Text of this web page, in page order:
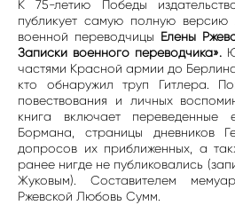
К 75-летию Победы
публикует самую полную версию
военной переводчицы Елены
Записки военного переводчика».
частями Красной армии до
кто обнаружил труп Гитлера.
повествования и личных
книга включает
Бормана, страницы дневников
допросов их приближенных, а
ранее нигде не публиковались
Жуковым). Составителем
Ржевской Любовь Сумм.